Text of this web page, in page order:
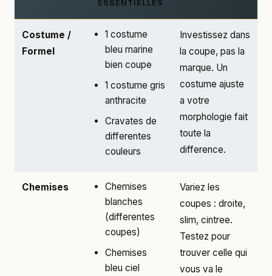
ESSENTIELLES
Costume /
Formel
1 costume
bleu marine
bien coupe
1 costume gris
anthracite
Cravates de
differentes
couleurs
Investissez dans
la coupe, pas la
marque. Un
costume ajuste
a votre
morphologie fait
toute la
difference.
Chemises
Chemises
blanches
(differentes
coupes)
Chemises
bleu ciel
Variez les
coupes : droite,
slim, cintree.
Testez pour
trouver celle qui
vous va le